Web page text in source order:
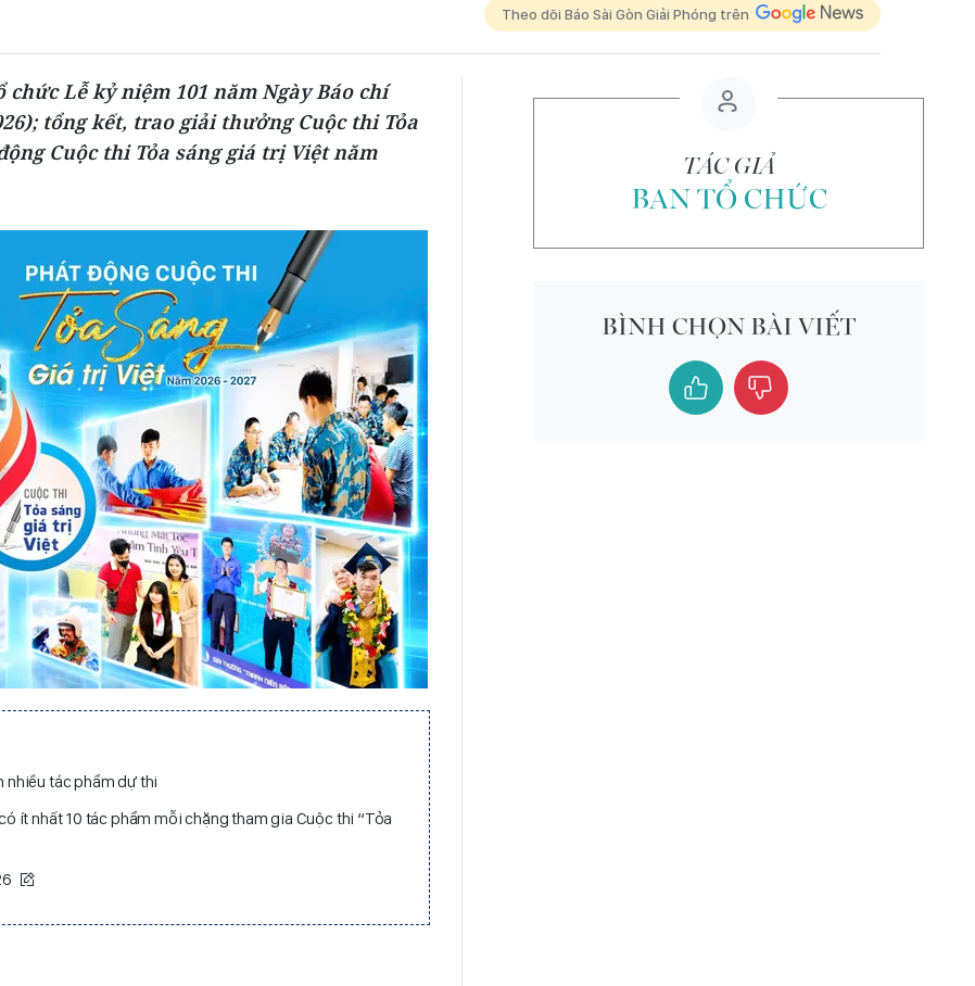
Theo dõi Báo Sài Gòn Giải Phóng trên
chức Lễ kỷ niệm 101 năm Ngày Báo chí
tổng kết, trao giải thưởng Cuộc thi Tỏa
Cuộc thi Tỏa sáng giá trị Việt năm
nhiều tác phẩm dự thi
ít nhất 10 tác phẩm mỗi chặng tham gia Cuộc thi “Tỏa
TÁC GIẢ
BAN TỔ CHỨC
BÌNH CHỌN BÀI VIẾT